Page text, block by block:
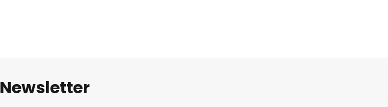
Newsletter